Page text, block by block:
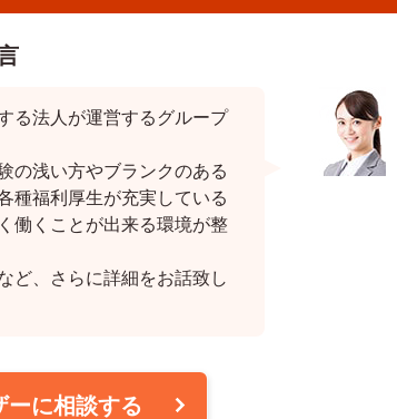
る法人が運営するグループ
の浅い方やブランクのある
種福利厚生が充実している
働くことが出来る環境が整
ど、さらに詳細をお話致し
ーに相談する